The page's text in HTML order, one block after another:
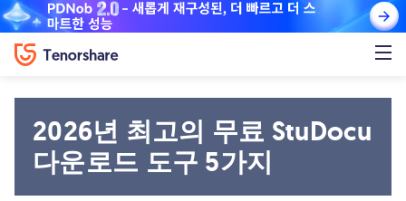
2026년 최고의 무료 StuDocu
다운로드 도구 5가지